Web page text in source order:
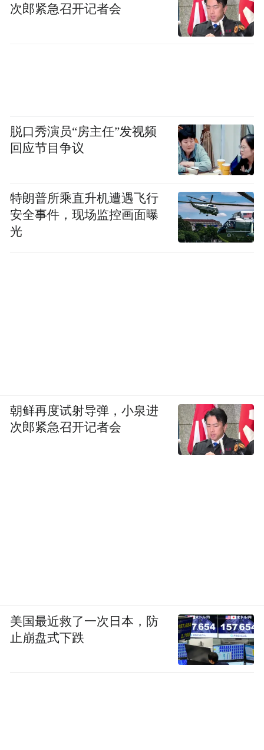
次郎紧急召开记者会
脱口秀演员“房主任”发视频
回应节目争议
特朗普所乘直升机遭遇飞行
安全事件，现场监控画面曝
光
朝鲜再度试射导弹，小泉进
次郎紧急召开记者会
美国最近救了一次日本，防
止崩盘式下跌